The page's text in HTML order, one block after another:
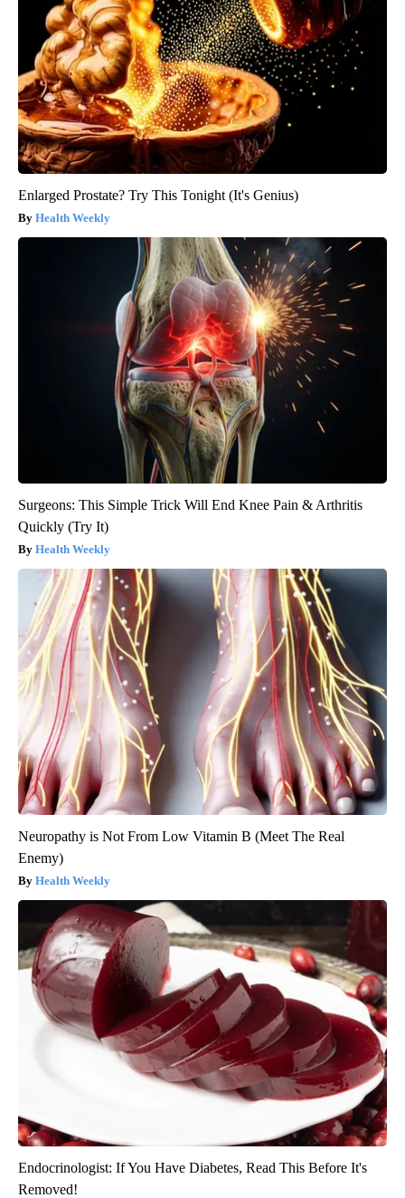
Enlarged Prostate? Try This Tonight (It's Genius)
Health Weekly
Surgeons: This Simple Trick Will End Knee Pain & Arthritis
Quickly (Try It)
Health Weekly
Neuropathy is Not From Low Vitamin B (Meet The Real
Enemy)
Health Weekly
Endocrinologist: If You Have Diabetes, Read This Before It's
Removed!